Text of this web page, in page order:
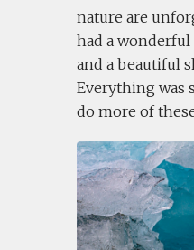
nature are
had a
and a beautiful
Everything was
do more of